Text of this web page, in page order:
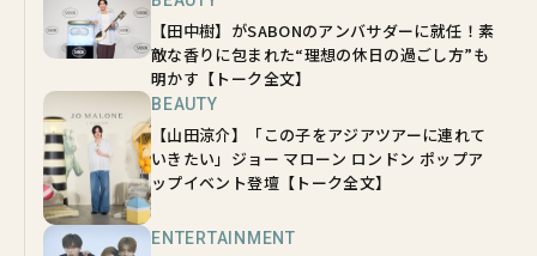
【田中樹】がSABONのアンバサダーに就任！素
敵な香りに包まれた“理想の休日の過ごし方”も
明かす【トーク全文】
BEAUTY
【山田涼介】「この子をアジアツアーに連れて
いきたい」ジョー マローン ロンドン ポップア
ップイベント登壇【トーク全文】
ENTERTAINMENT